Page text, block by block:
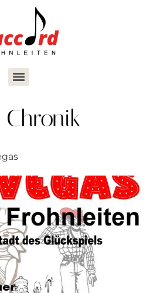
Chronik